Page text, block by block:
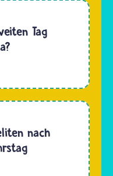
Tag
nach